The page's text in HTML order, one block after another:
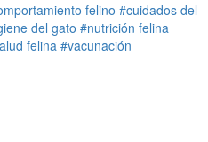
felino #cuidados del
del gato #nutrición felina
felina #vacunación